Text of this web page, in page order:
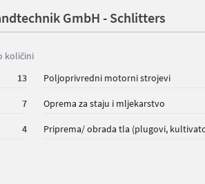
GmbH - Schlitters
količini
13 Poljoprivredni motorni strojevi
7 Oprema za staju i mljekarstvo
4